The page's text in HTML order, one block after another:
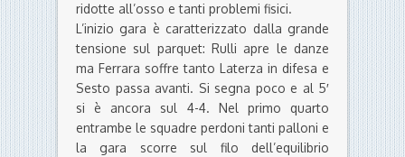
ridotte all’osso e tanti problemi fisici.
L’inizio gara è caratterizzato dalla grande
tensione sul parquet: Rulli apre le danze
ma Ferrara soffre tanto Laterza in difesa e
Sesto passa avanti. Si segna poco e al 5′
si è ancora sul 4-4. Nel primo quarto
entrambe le squadre perdoni tanti palloni e
la gara scorre sul filo dell’equilibrio